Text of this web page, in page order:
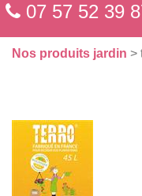
07 57 52 39
Nos produits jardin >